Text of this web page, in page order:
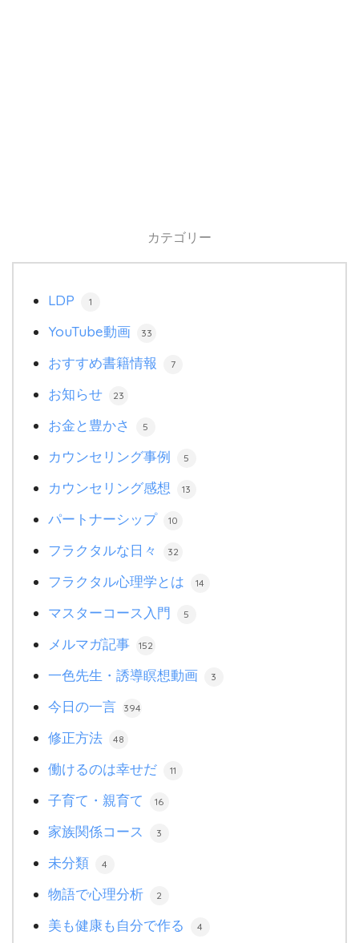
カテゴリー
LDP 1
YouTube動画 33
おすすめ書籍情報 7
お知らせ 23
お金と豊かさ 5
カウンセリング事例 5
カウンセリング感想 13
パートナーシップ 10
フラクタルな日々 32
フラクタル心理学とは 14
マスターコース入門 5
メルマガ記事 152
一色先生・誘導瞑想動画 3
今日の一言 394
修正方法 48
働けるのは幸せだ 11
子育て・親育て 16
家族関係コース 3
未分類 4
物語で心理分析 2
美も健康も自分で作る 4